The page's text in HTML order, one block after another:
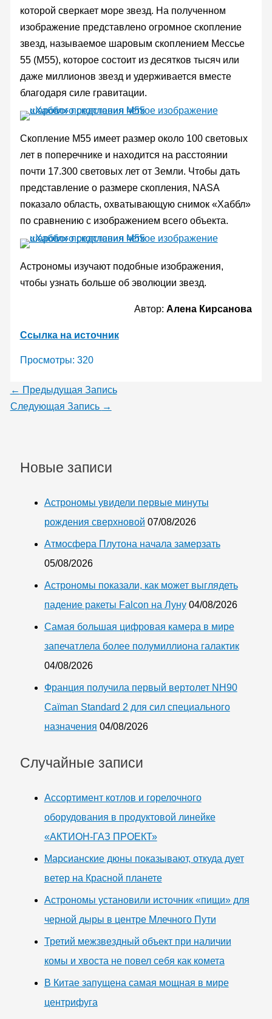
которой сверкает море звезд. На полученном
изображение представлено огромное скопление
звезд, называемое шаровым скоплением Мессье
55 (M55), которое состоит из десятков тысяч или
даже миллионов звезд и удерживается вместе
благодаря силе гравитации.
Скопление M55 имеет размер около 100 световых
лет в поперечнике и находится на расстоянии
почти 17.300 световых лет от Земли. Чтобы дать
представление о размере скопления, NASA
показало область, охватывающую снимок «Хаббл»
по сравнению с изображением всего объекта.
Астрономы изучают подобные изображения,
чтобы узнать больше об эволюции звезд.
Автор:Алена Кирсанова
Ссылка на источник
Просмотры: 320
← Предыдущая Запись
Следующая Запись →
Новые записи
Астрономы увидели первые минуты
рождения сверхновой 07/08/2026
Атмосфера Плутона начала замерзать
05/08/2026
Астрономы показали, как может выглядеть
падение ракеты Falcon на Луну 04/08/2026
Самая большая цифровая камера в мире
запечатлела более полумиллиона галактик
04/08/2026
Франция получила первый вертолет NH90
Caïman Standard 2 для сил специального
назначения 04/08/2026
Случайные записи
Ассортимент котлов и горелочного
оборудования в продуктовой линейке
«АКТИОН-ГАЗ ПРОЕКТ»
Марсианские дюны показывают, откуда дует
ветер на Красной планете
Астрономы установили источник «пищи» для
черной дыры в центре Млечного Пути
Третий межзвездный объект при наличии
комы и хвоста не повел себя как комета
В Китае запущена самая мощная в мире
центрифуга